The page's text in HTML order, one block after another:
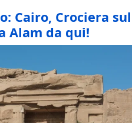
Cairo, Crociera sul
Alam da qui!